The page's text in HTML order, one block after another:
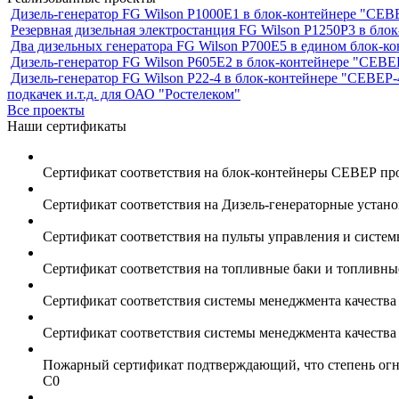
Дизель-генератор FG Wilson P1000E1 в блок-контейнере
Резервная дизельная электростанция FG Wilson P1250Р3 в
Два дизельных генератора FG Wilson P700E5 в едином
Дизель-генератор FG Wilson P605Е2 в блок-контейнере
Дизель-генератор FG Wilson P22-4 в блок-контейнере
подкачек и.т.д. для ОАО "Ростелеком"
Все проекты
Наши сертификаты
Сертификат соответствия на блок-контейнеры СЕВЕР
Сертификат соответствия на Дизель-генераторные
Сертификат соответствия на пульты управления и
Сертификат соответствия на топливные баки и
Сертификат соответствия системы менеджмента
Сертификат соответствия системы менеджмента
Пожарный сертификат подтверждающий, что степень
С0